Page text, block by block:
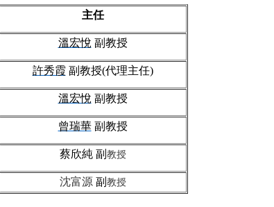
主任
溫宏悅 副教授
許秀霞 副教授(代理主任)
溫宏悅 副教授
曾瑞華 副教授
蔡欣純副 教授
沈富源副 教授